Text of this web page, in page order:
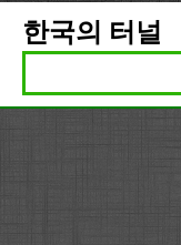
한국의 터널